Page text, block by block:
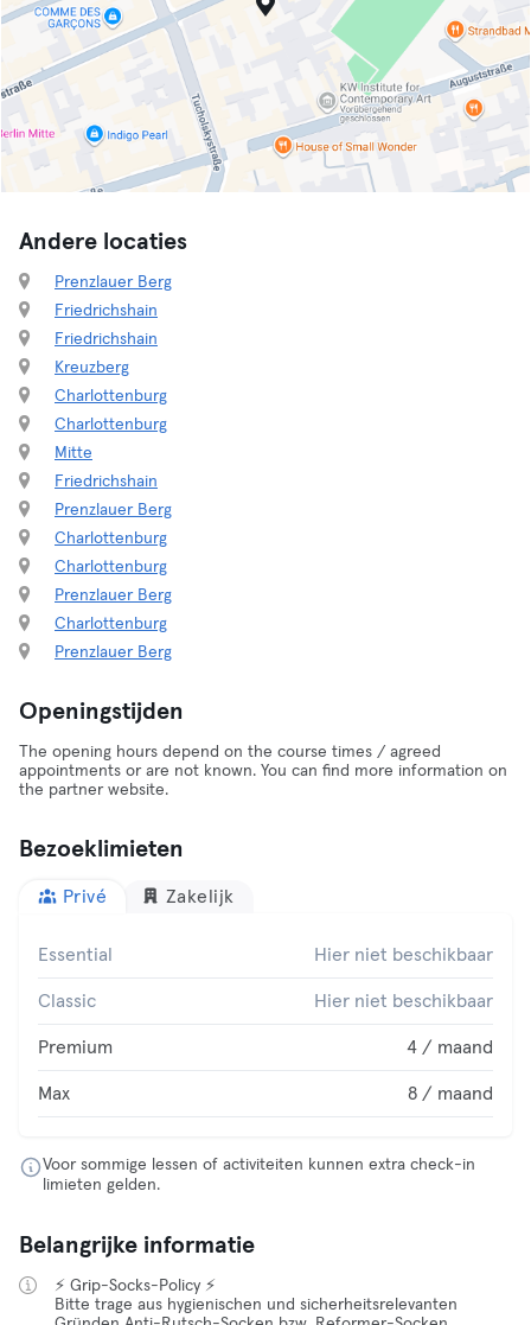
Andere locaties
Prenzlauer Berg
Friedrichshain
Friedrichshain
Kreuzberg
Charlottenburg
Charlottenburg
Mitte
Friedrichshain
Prenzlauer Berg
Charlottenburg
Charlottenburg
Prenzlauer Berg
Charlottenburg
Prenzlauer Berg
Openingstijden
The opening hours depend on the course times / agreed
appointments or are not known. You can find more information on
the partner website.
Bezoeklimieten
Privé Zakelijk
Essential Hier niet beschikbaar
Classic Hier niet beschikbaar
Premium 4 / maand
Max 8 / maand
Voor sommige lessen of activiteiten kunnen extra check-in
limieten gelden.
Belangrijke informatie
⚡ Grip-Socks-Policy ⚡
Bitte trage aus hygienischen und sicherheitsrelevanten